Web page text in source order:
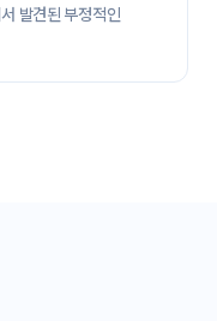
발견된 부정적인